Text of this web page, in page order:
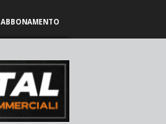
ABBONAMENTO